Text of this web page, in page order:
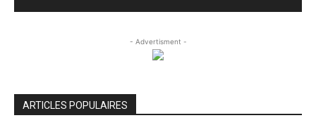
- Advertisment -
ARTICLES POPULAIRES